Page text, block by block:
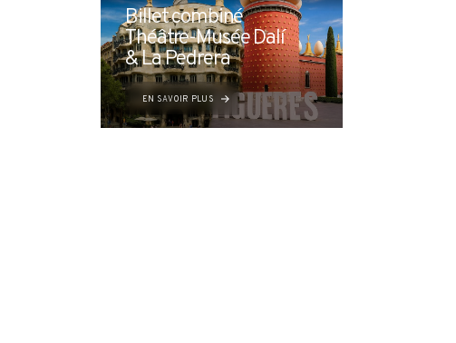
Billet combiné
Théâtre-Musée Dalí
& La Pedrera
EN SAVOIR PLUS